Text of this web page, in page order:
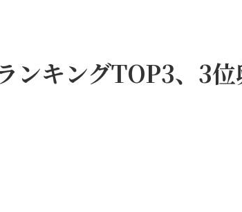
ンキングTOP3、3